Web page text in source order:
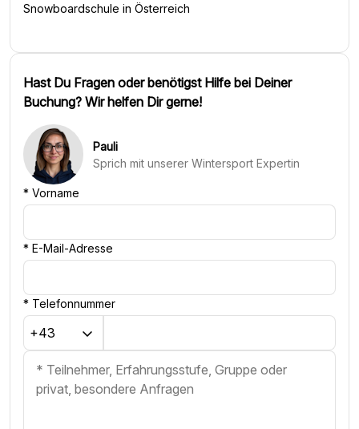
Snowboardschule in Österreich
Hast Du Fragen oder benötigst Hilfe bei Deiner
Buchung? Wir helfen Dir gerne!
Pauli
Sprich mit unserer Wintersport Expertin
* Vorname
* E-Mail-Adresse
* Telefonnummer